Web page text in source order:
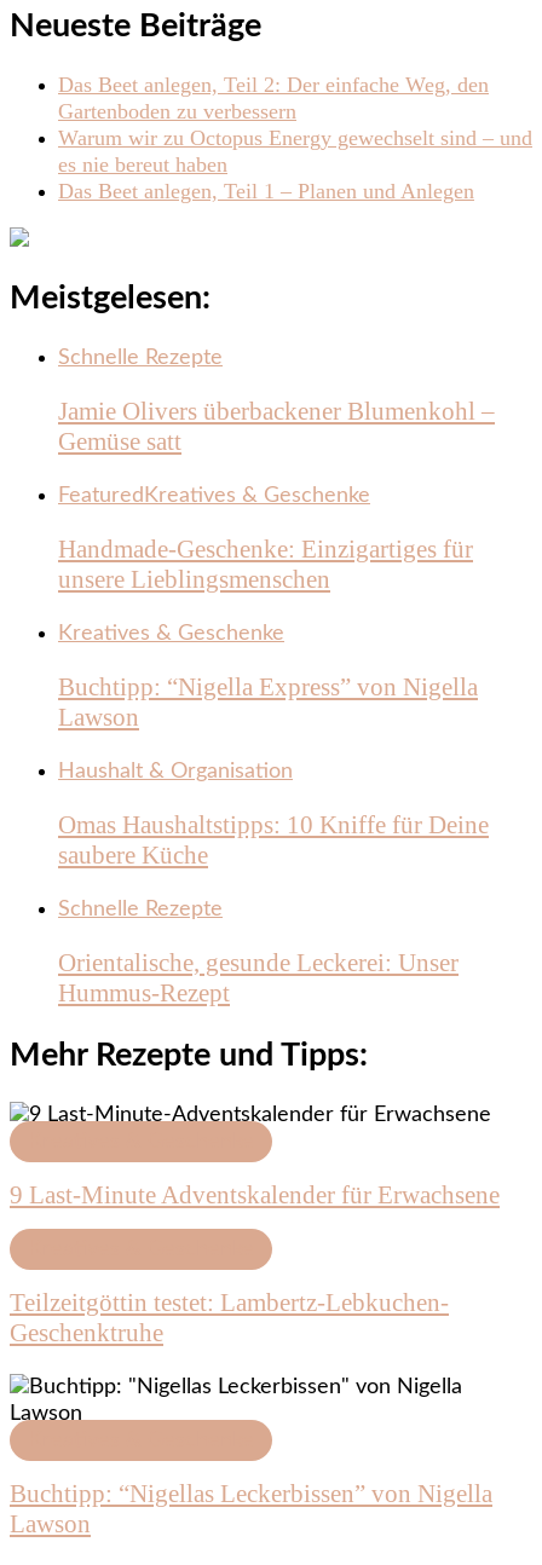
Neueste Beiträge
Das Beet anlegen, Teil 2: Der einfache Weg, den
Gartenboden zu verbessern
Warum wir zu Octopus Energy gewechselt sind – und
es nie bereut haben
Das Beet anlegen, Teil 1 – Planen und Anlegen
Meistgelesen:
Schnelle Rezepte
Jamie Olivers überbackener Blumenkohl –
Gemüse satt
Featured Kreatives & Geschenke
Handmade-Geschenke: Einzigartiges für
unsere Lieblingsmenschen
Kreatives & Geschenke
Buchtipp: “Nigella Express” von Nigella
Lawson
Haushalt & Organisation
Omas Haushaltstipps: 10 Kniffe für Deine
saubere Küche
Schnelle Rezepte
Orientalische, gesunde Leckerei: Unser
Hummus-Rezept
Mehr Rezepte und Tipps:
9 Last-Minute Adventskalender für Erwachsene
Teilzeitgöttin testet: Lambertz-Lebkuchen-
Geschenktruhe
Buchtipp: “Nigellas Leckerbissen” von Nigella
Lawson